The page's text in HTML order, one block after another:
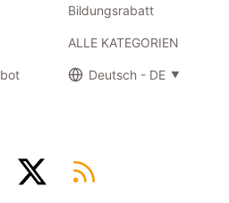
Bildungsrabatt
ALLE KATEGORIEN
Deutsch - DE